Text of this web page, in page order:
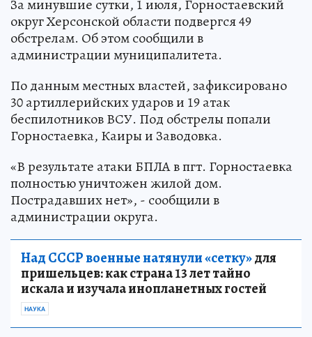
За минувшие сутки, 1 июля, Горностаевский
округ Херсонской области подвергся 49
обстрелам. Об этом сообщили в
администрации муниципалитета.
По данным местных властей, зафиксировано
30 артиллерийских ударов и 19 атак
беспилотников ВСУ. Под обстрелы попали
Горностаевка, Каиры и Заводовка.
«В результате атаки БПЛА в пгт. Горностаевка
полностью уничтожен жилой дом.
Пострадавших нет», - сообщили в
администрации округа.
Над СССР военные натянули «сетку»для
пришельцев: как страна 13 лет тайно
искала и изучала инопланетных гостей
НАУКА